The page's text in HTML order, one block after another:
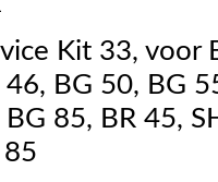
Kit 33, voor
46, BG 50, BG
BG 85, BR 45,
85